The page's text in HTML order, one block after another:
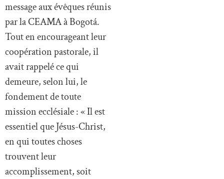
message aux évêques réunis
par la CEAMA à Bogotá.
Tout en encourageant leur
coopération pastorale, il
avait rappelé ce qui
demeure, selon lui, le
fondement de toute
mission ecclésiale : « Il est
essentiel que Jésus-Christ,
en qui toutes choses
trouvent leur
accomplissement, soit